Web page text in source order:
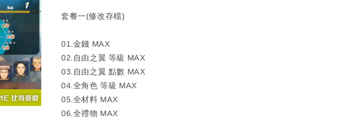
套餐一(修改存檔)
01.金錢 MAX
02.自由之翼 等級 MAX
03.自由之翼 點數 MAX
04.全角色 等級 MAX
05.全材料 MAX
06.全禮物 MAX